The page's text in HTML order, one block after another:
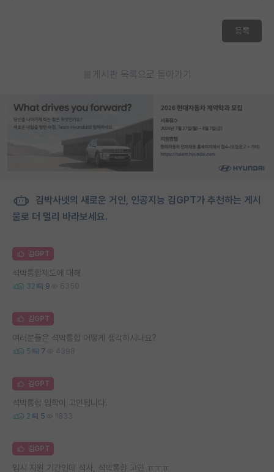
등록
게시판 목록으로 돌아가기
김박사넷의 새로운 거인, 인공지능 김GPT가 추천하는 게시
물로 더 멀리 바라보세요.
김GPT
석박통합제도에 대해
32 9 6359
김GPT
여러분들은 석박통합 어떻게 생각하시나요?
5 7 4398
김GPT
석박통합 입학이 고민됩니다.
2 5 1833
김GPT
입시 지원 기간인데 석사, 석박통합 고민 ㅠㅜㅠ